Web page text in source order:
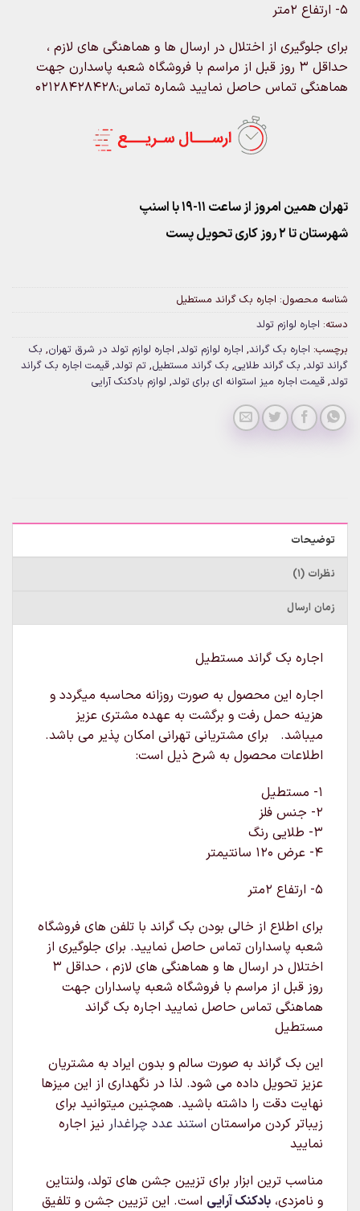
۵- ارتفاع ۲متر
برای جلوگیری از اختلال در ارسال ها و هماهنگی های لازم ،
حداقل ۳ روز قبل از مراسم با فروشگاه شعبه پاسدارن جهت
هماهنگی تماس حاصل نمایید شماره تماس:02128428428
تهران همین امروز از ساعت ۱۱-۱۹ با اسنپ
شهرستان تا 2 روز کاری تحویل پست
شناسه محصول: اجاره بک گراند مستطیل
دسته: اجاره لوازم تولد
برچسب: اجاره بک گراند, اجاره لوازم تولد, اجاره لوازم تولد در شرق تهران, بک
گراند تولد, بک گراند طلایی, بک گراند مستطیل, تم تولد, قیمت اجاره بک گراند
تولد, قیمت اجاره میز استوانه ای برای تولد, لوازم بادکنک آرایی
توضیحات
نظرات (1)
زمان ارسال
اجاره بک گراند مستطیل
اجاره این محصول به صورت روزانه محاسبه میگردد و
هزینه حمل رفت و برگشت به عهده مشتری عزیز
میباشد. برای مشتریانی تهرانی امکان پذیر می باشد.
اطلاعات محصول به شرح ذیل است:
۱- مستطیل
۲- جنس فلز
۳- طلایی رنگ
۴- عرض ۱۲۰ سانتیمتر
۵- ارتفاع ۲متر
برای اطلاع از خالی بودن بک گراند با تلفن های فروشگاه
شعبه پاسداران تماس حاصل نمایید. برای جلوگیری از
اختلال در ارسال ها و هماهنگی های لازم ، حداقل ۳
روز قبل از مراسم با فروشگاه شعبه پاسداران جهت
هماهنگی تماس حاصل نمایید اجاره بک گراند
مستطیل
این بک گراند به صورت سالم و بدون ایراد به مشتریان
عزیز تحویل داده می شود. لذا در نگهداری از این میزها
نهایت دقت را داشته باشید. همچنین میتوانید برای
زیباتر کردن مراسمتان استند عدد چراغدار نیز اجاره
نمایید
مناسب ترین ابزار برای تزیین جشن های تولد، ولنتاین
و نامزدی، بادکنک آرایی است. این تزیین جشن و تلفیق